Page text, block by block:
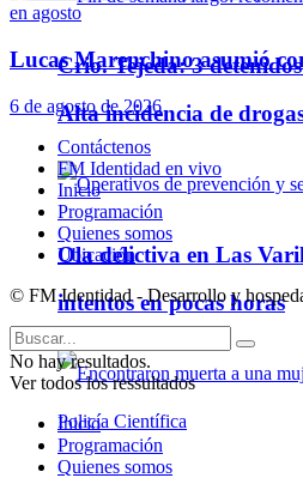
Crio. Tejeda: 3
Alta incidencia de
Ola delictiva en Las
intentos en pocas horas
Lucas Marenchino asumió
6 de agosto de 2026
Contáctenos
FM Identidad en vivo
Inicio
Programación
Quienes somos
Ubicación
© FM Identidad - Desarrollo y
No hay resultados.
Ver todos los ressultados
Inicio
Programación
Quienes somos